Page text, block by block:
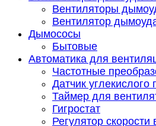
Вентиляторы
Вентилятор
Дымососы
Бытовые
Автоматика для
Частотные
Датчик углекислого
Таймер для
Гигростат
Регулятор скорости